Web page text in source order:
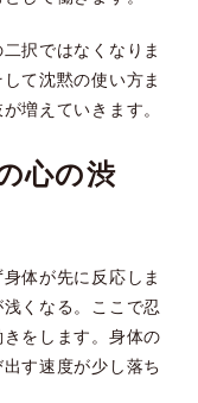
択ではなくなりま
て沈黙の使い方ま
増えていきます。
心の渋
体が先に反応しま
くなる。ここで忍
をします。身体の
す速度が少し落ち